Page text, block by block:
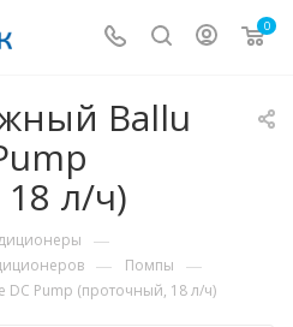
0
Ballu
л/ч)
—
— Помпы —
Pump (проточный, 18 л/ч)